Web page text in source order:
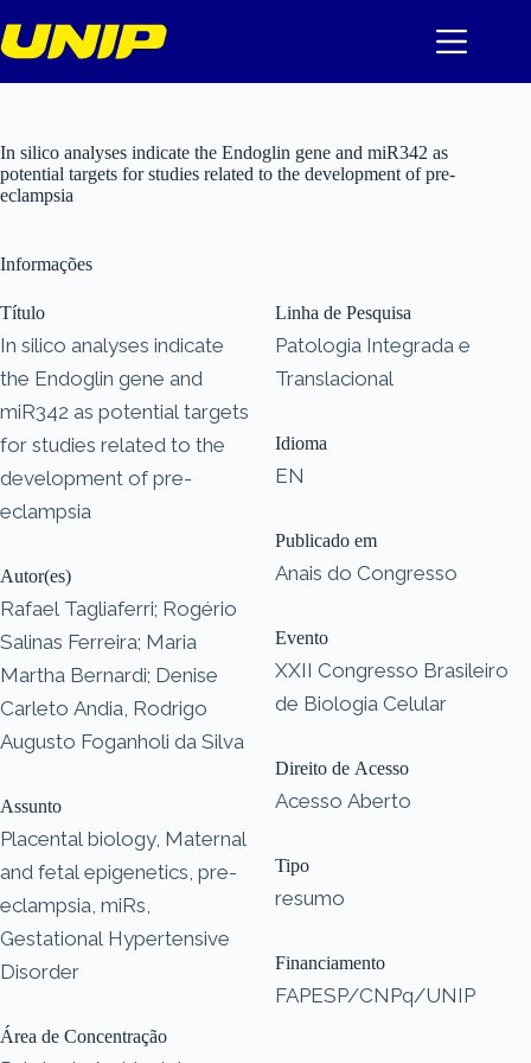
para
o
In silico analyses indicate the Endoglin gene and miR342 as
potential targets for studies related to the development of pre-
eclampsia
Informações
Título
In silico analyses indicate
the Endoglin gene and
miR342 as potential targets
for studies related to the
development of pre-
eclampsia
Autor(es)
Rafael Tagliaferri; Rogério
Salinas Ferreira; Maria
Martha Bernardi; Denise
Carleto Andia, Rodrigo
Augusto Foganholi da Silva
Assunto
Placental biology, Maternal
and fetal epigenetics, pre-
eclampsia, miRs,
Gestational Hypertensive
Disorder
Área de Concentração
Linha de Pesquisa
Patologia Integrada e
Translacional
Idioma
EN
Publicado em
Anais do Congresso
Evento
XXII Congresso Brasileiro
de Biologia Celular
Direito de Acesso
Acesso Aberto
Tipo
resumo
Financiamento
FAPESP/CNPq/UNIP